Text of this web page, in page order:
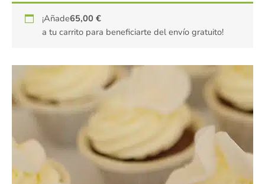
¡Añade65,00€
a tu carrito para beneficiarte del envío gratuito!
Pastaroma
Vainilla
CAMPOBETICA